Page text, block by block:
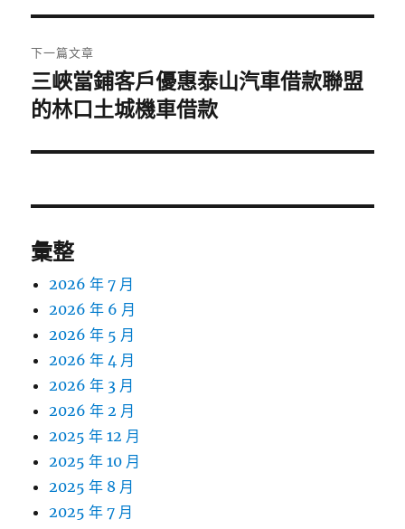
覽
文
章:
下一篇文章
下
一
文
三峽當鋪客戶優惠泰山汽車借款聯盟
的林口土城機車借款
彙整
2026 年 7 月
2026 年 6 月
2026 年 5 月
2026 年 4 月
2026 年 3 月
2026 年 2 月
2025 年 12 月
2025 年 10 月
2025 年 8 月
2025 年 7 月